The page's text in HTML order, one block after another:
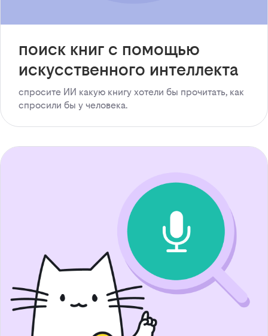
поиск книг с помощью
искусственного интеллекта
спросите ИИ какую книгу хотели бы прочитать, как
спросили бы у человека.